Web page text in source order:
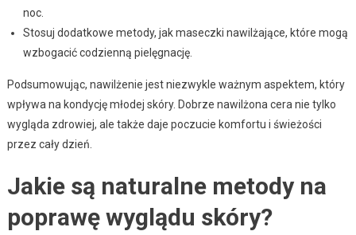
noc.
Stosuj dodatkowe metody, jak maseczki nawilżające, które mogą
wzbogacić codzienną pielęgnację.
Podsumowując, nawilżenie jest niezwykle ważnym aspektem, który
wpływa na kondycję młodej skóry. Dobrze nawilżona cera nie tylko
wygląda zdrowiej, ale także daje poczucie komfortu i świeżości
przez cały dzień.
Jakie są naturalne metody na
poprawę wyglądu skóry?